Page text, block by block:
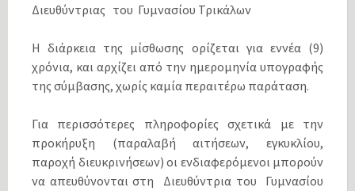
Διευθύντριας του Γυμνασίου Τρικάλων
Η διάρκεια της μίσθωσης ορίζεται για εννέα (9)
χρόνια, και αρχίζει από την ημερομηνία υπογραφής
της σύμβασης, χωρίς καμία περαιτέρω παράταση.
Για περισσότερες πληροφορίες σχετικά με την
προκήρυξη (παραλαβή αιτήσεων, εγκυκλίου,
παροχή διευκρινήσεων) οι ενδιαφερόμενοι μπορούν
να απευθύνονται στη Διευθύντρια του Γυμνασίου